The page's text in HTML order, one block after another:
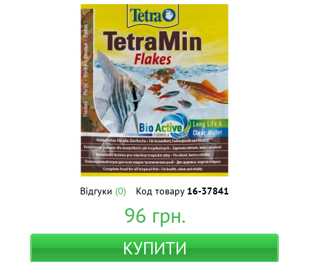
Відгуки (0) Код товару 16-37841
96 грн.
КУПИТИ